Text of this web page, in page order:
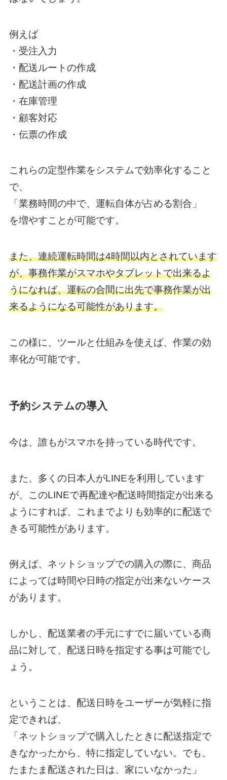
例えば
・受注入力
・配送ルートの作成
・配送計画の作成
・在庫管理
・顧客対応
・伝票の作成
これらの定型作業をシステムで効率化すること
で、
「業務時間の中で、運転自体が占める割合」
を増やすことが可能です。
また、連続運転時間は4時間以内とされています
が、事務作業がスマホやタブレットで出来るよ
うになれば、運転の合間に出先で事務作業が出
来るようになる可能性があります。
この様に、ツールと仕組みを使えば、作業の効
率化が可能です。
予約システムの導入
今は、誰もがスマホを持っている時代です。
また、多くの日本人がLINEを利用しています
が、このLINEで再配達や配送時間指定が出来る
ようにすれば、これまでよりも効率的に配送で
きる可能性があります。
例えば、ネットショップでの購入の際に、商品
によっては時間や日時の指定が出来ないケース
があります。
しかし、配送業者の手元にすでに届いている商
品に対して、配送日時を指定する事は可能でし
ょう。
ということは、配送日時をユーザーが気軽に指
定できれば、
「ネットショップで購入したときに配送指定で
きなかったから、特に指定していない。でも、
たまたま配送された日は、家にいなかった」